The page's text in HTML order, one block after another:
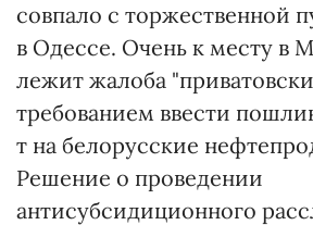
совпало с торжественной
в Одессе. Очень к месту в
лежит жалоба
требованием ввести
т на белорусские
Решение о проведении
антисубсидиционного